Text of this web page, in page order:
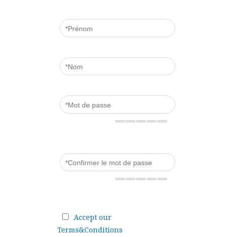
Accept our
Terms&Conditions